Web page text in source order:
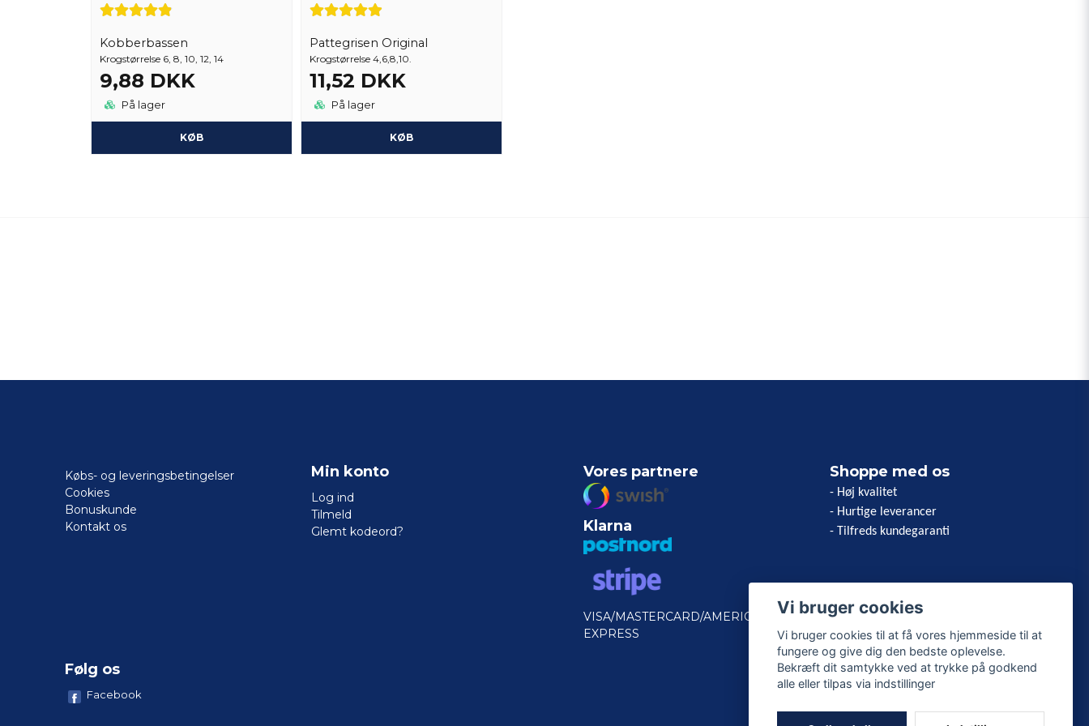
Kobberbassen
Krogstørrelse 6, 8, 10, 12, 14
9,88 DKK
På lager
KØB
Pattegrisen Original
Krogstørrelse 4,6,8,10.
11,52 DKK
På lager
KØB
Købs- og leveringsbetingelser
Cookies
Bonuskunde
Kontakt os
Min konto
Log ind
Tilmeld
Glemt kodeord?
Vores partnere
Klarna
VISA/MASTERCARD/AMERICAN
EXPRESS
Shoppe med os
- Høj kvalitet
- Hurtige leverancer
- Tilfreds kundegaranti
Følg os
Facebook
Vi bruger cookies
Vi bruger cookies til at få vores hjemmeside til at
fungere og give dig den bedste oplevelse.
Bekræft dit samtykke ved at trykke på godkend
alle eller tilpas via indstillinger